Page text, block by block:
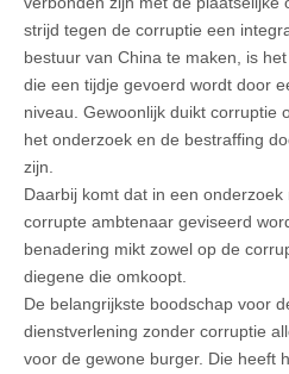
strijd tegen de corruptie een
bestuur van China te maken, is
die een tijdje gevoerd wordt door
niveau. Gewoonlijk duikt corruptie
het onderzoek en de bestraffing
zijn.
Daarbij komt dat in een
corrupte ambtenaar geviseerd
benadering mikt zowel op de
diegene die omkoopt.
De belangrijkste boodschap voor
dienstverlening zonder corruptie
voor de gewone burger. Die heeft